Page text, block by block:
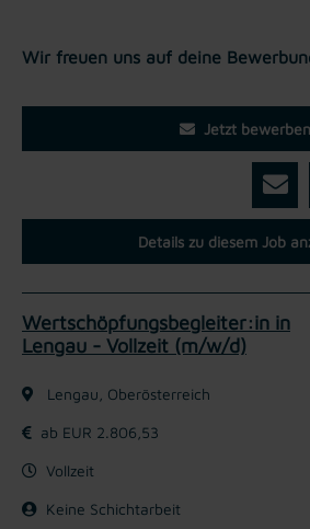
Wir freuen uns auf deine
Jetzt bewerben
Details zu diesem Job
Wertschöpfungsbegleiter:in in
Lengau - Vollzeit (m/w/d)
Lengau, Oberösterreich
ab EUR 2.806,53
Vollzeit
Keine Schichtarbeit